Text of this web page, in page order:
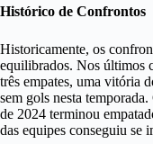
Histórico de Confrontos
Historicamente, os
equilibrados. Nos últimos
três empates, uma vitória
sem gols nesta
de 2024 terminou
das equipes conseguiu se